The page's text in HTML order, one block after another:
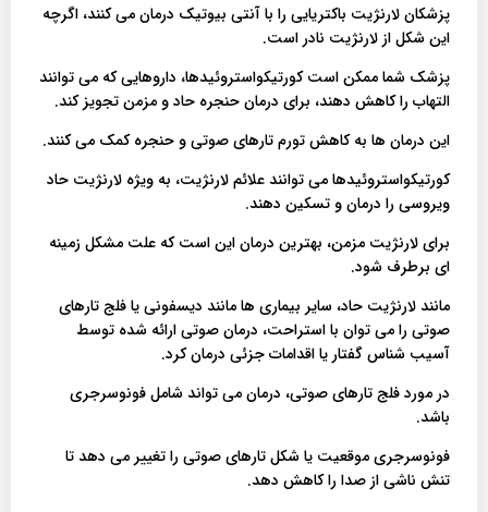
پزشکان لارنژیت باکتریایی را با آنتی بیوتیک درمان می کنند، اگرچه
این شکل از لارنژیت نادر است.
پزشک شما ممکن است کورتیکواستروئیدها، داروهایی که می توانند
التهاب را کاهش دهند، برای درمان حنجره حاد و مزمن تجویز کند.
این درمان ها به کاهش تورم تارهای صوتی و حنجره کمک می کنند.
کورتیکواستروئیدها می توانند علائم لارنژیت، به ویژه لارنژیت حاد
ویروسی را درمان و تسکین دهند.
برای لارنژیت مزمن، بهترین درمان این است که علت مشکل زمینه
ای برطرف شود.
مانند لارنژیت حاد، سایر بیماری ها مانند دیسفونی یا فلج تارهای
صوتی را می توان با استراحت، درمان صوتی ارائه شده توسط
آسیب شناس گفتار یا اقدامات جزئی درمان کرد.
در مورد فلج تارهای صوتی، درمان می تواند شامل فونوسرجری
باشد.
فونوسرجری موقعیت یا شکل تارهای صوتی را تغییر می دهد تا
تنش ناشی از صدا را کاهش دهد.